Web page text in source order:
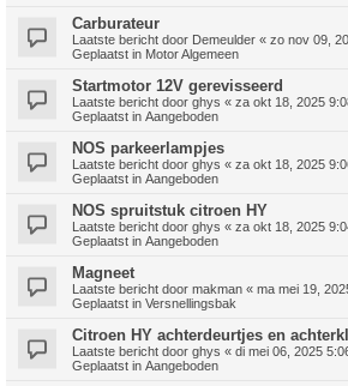
Carburateur
Laatste bericht door Demeulder « zo nov 09,
Geplaatst in Motor Algemeen
Startmotor 12V gerevisseerd
Laatste bericht door ghys « za okt 18, 2025
Geplaatst in Aangeboden
NOS parkeerlampjes
Laatste bericht door ghys « za okt 18, 2025
Geplaatst in Aangeboden
NOS spruitstuk citroen HY
Laatste bericht door ghys « za okt 18, 2025
Geplaatst in Aangeboden
Magneet
Laatste bericht door makman « ma mei 19,
Geplaatst in Versnellingsbak
Citroen HY achterdeurtjes en
Laatste bericht door ghys « di mei 06, 2025
Geplaatst in Aangeboden